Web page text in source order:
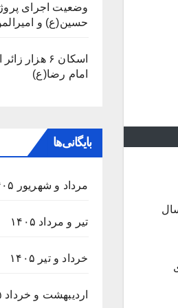
وضعیت اجرای
حسین(ع) و
اسکان ۶
امام رضا(ع)
بایگانی‌ها
مرداد و شهریور ۱۴۰۵
تیر و مرداد ۱۴۰۵
خرداد و تیر ۱۴۰۵
اردیبهشت و خرداد ۱۴۰۵